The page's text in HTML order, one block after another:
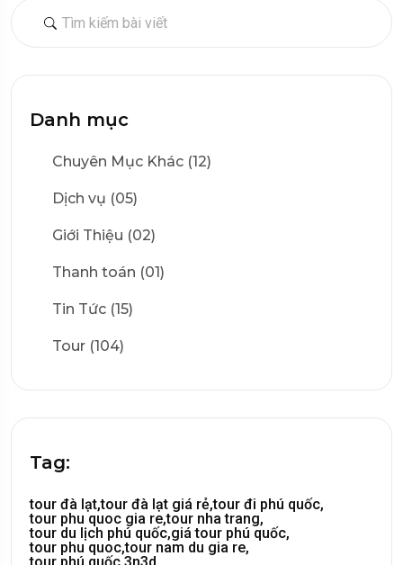
Danh mục
Chuyên Mục Khác (12)
Dịch vụ (05)
Giới Thiệu (02)
Thanh toán (01)
Tin Tức (15)
Tour (104)
Tag:
tour đà lạt,tour đà lạt giá rẻ,tour đi phú quốc,
tour phu quoc gia re,tour nha trang,
tour du lịch phú quốc,giá tour phú quốc,
tour phu quoc,tour nam du gia re,